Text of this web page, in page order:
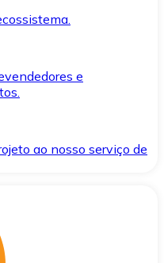
e
ao nosso serviço de